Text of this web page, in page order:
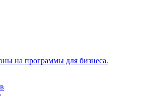
на программы для бизнеса.